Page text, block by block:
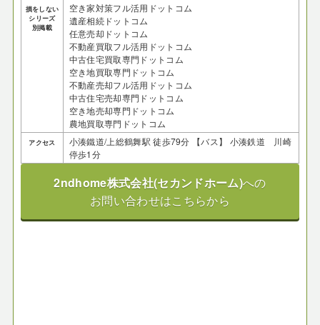
損をしない
シリーズ
別掲載
空き家対策フル活用ドットコム
遺産相続ドットコム
任意売却ドットコム
不動産買取フル活用ドットコム
中古住宅買取専門ドットコム
空き地買取専門ドットコム
不動産売却フル活用ドットコム
中古住宅売却専門ドットコム
空き地売却専門ドットコム
農地買取専門ドットコム
アクセス
小湊鐵道/上総鶴舞駅 徒歩79分 【バス】 小湊鉄道 川崎
停歩1分
2ndhome株式会社(セカンドホーム)への
お問い合わせはこちらから